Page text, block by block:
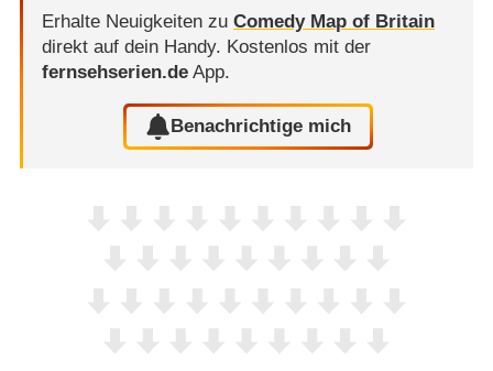
Erhalte Neuigkeiten zu Comedy Map of Britain
direkt auf dein Handy. Kostenlos mit der
fernsehserien.deApp.
Benachrichtige mich